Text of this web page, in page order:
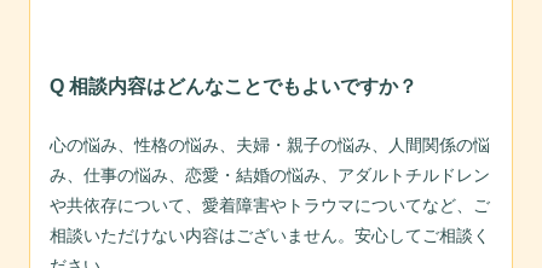
Q 相談内容はどんなことでもよいですか？
心の悩み、性格の悩み、夫婦・親子の悩み、人間関係の悩
み、仕事の悩み、恋愛・結婚の悩み、アダルトチルドレン
や共依存について、愛着障害やトラウマについてなど、ご
相談いただけない内容はございません。安心してご相談く